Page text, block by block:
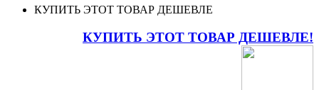
КУПИТЬ ЭТОТ ТОВАР ДЕШЕВЛЕ
КУПИТЬ ЭТОТ ТОВАР ДЕШЕВЛЕ!